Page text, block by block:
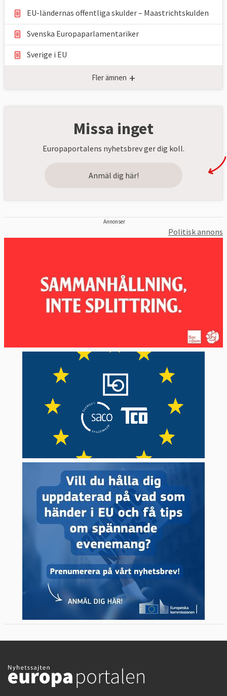
EU-ländernas offentliga skulder – Maastrichtskulden
Svenska Europaparlamentariker
Sverige i EU
Fler ämnen +
Missa inget
Europaportalens nyhetsbrev ger dig koll.
Anmäl dig här!
Annonser
Politisk annons